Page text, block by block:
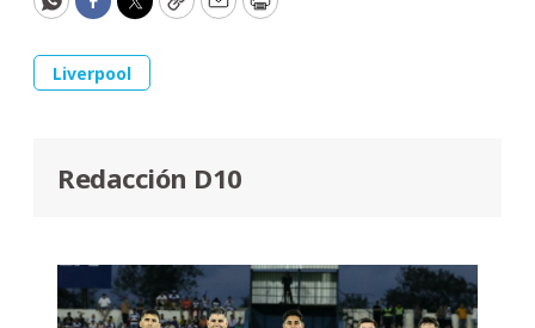
WhatsApp
Facebook
Twitter
CopyEmailPrint
Liverpool
Redacción D10